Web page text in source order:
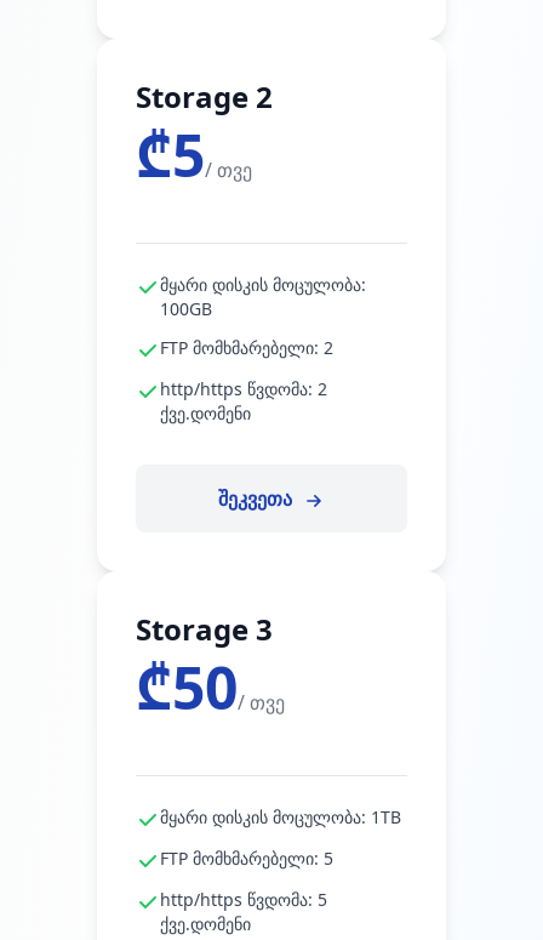
Storage 2
₾5/ თვე
მყარი დისკის მოცულობა:
100GB
FTP მომხმარებელი: 2
http/https წვდომა: 2
ქვე.დომენი
შეკვეთა
Storage 3
₾50/ თვე
მყარი დისკის მოცულობა: 1TB
FTP მომხმარებელი: 5
http/https წვდომა: 5
ქვე.დომენი